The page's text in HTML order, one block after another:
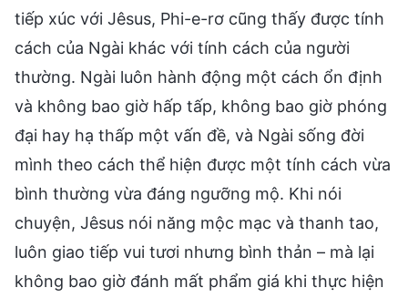
tiếp xúc với Jêsus, Phi-e-rơ cũng thấy được tính
cách của Ngài khác với tính cách của người
thường. Ngài luôn hành động một cách ổn định
và không bao giờ hấp tấp, không bao giờ phóng
đại hay hạ thấp một vấn đề, và Ngài sống đời
mình theo cách thể hiện được một tính cách vừa
bình thường vừa đáng ngưỡng mộ. Khi nói
chuyện, Jêsus nói năng mộc mạc và thanh tao,
luôn giao tiếp vui tươi nhưng bình thản – mà lại
không bao giờ đánh mất phẩm giá khi thực hiện